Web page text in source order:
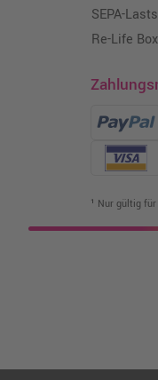
SEPA-
Re-Life Box
¹ Nur gültig